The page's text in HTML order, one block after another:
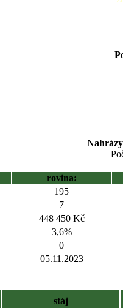
rovina:
195
7
448 450 Kč
3,6%
0
05.11.2023
stáj